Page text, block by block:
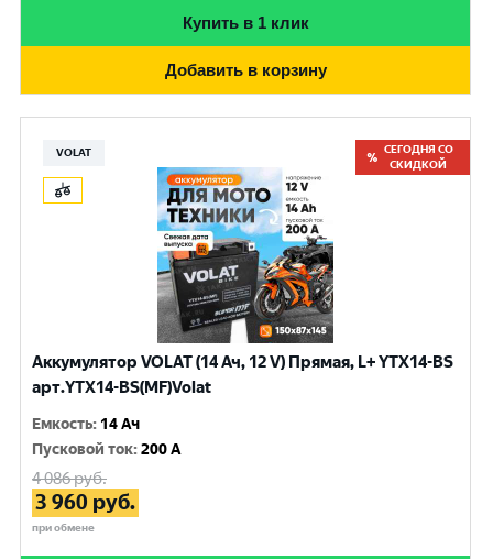
Купить в 1 клик
Добавить в корзину
VOLAT
СЕГОДНЯ СО
СКИДКОЙ
Аккумулятор VOLAT (14 Ач, 12 V) Прямая, L+ YTX14-BS
арт.YTX14-BS(MF)Volat
Емкость: 14 Ач
Пусковой ток:200 A
4 086руб.
3 960 руб.
при обмене